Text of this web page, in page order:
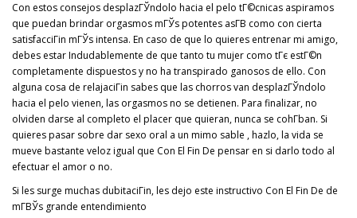
Con estos consejos desplazГЎndolo hacia el pelo tГ©cnicas aspiramos
que puedan brindar orgasmos mГЎs potentes asГ­В­ como con cierta
satisfacciГіn mГЎs intensa. En caso de que lo quieres entrenar mi amigo,
debes estar Indudablemente de que tanto tu mujer como tГє estГ©n
completamente dispuestos y no ha transpirado ganosos de ello. Con
alguna cosa de relajaciГіn sabes que las chorros van desplazГЎndolo
hacia el pelo vienen, las orgasmos no se detienen. Para finalizar, no
olviden darse al completo el placer que quieran, nunca se cohГ­ban. Si
quieres pasar sobre dar sexo oral a un mimo sable , hazlo, la vida se
mueve bastante veloz igual que Con El Fin De pensar en si darlo todo al
efectuar el amor o no.
Si les surge muchas dubitaciГіn, les dejo este instructivo Con El Fin De de
mГ­ВЎs grande entendimiento